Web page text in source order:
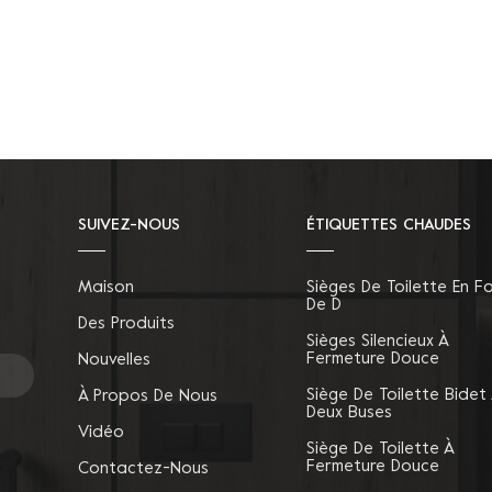
SUIVEZ-NOUS
Maison
Des Produits
Nouvelles
À Propos De Nous
Vidéo
Contactez-Nous
ÉTIQUETTES CHAUDES
Sièges De Toilette En
De D
Sièges Silencieux À
Fermeture Douce
Siège De Toilette Bidet
Deux Buses
Siège De Toilette À
Fermeture Douce